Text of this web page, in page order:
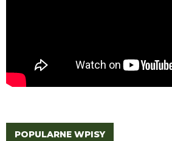
POPULARNE WPISY